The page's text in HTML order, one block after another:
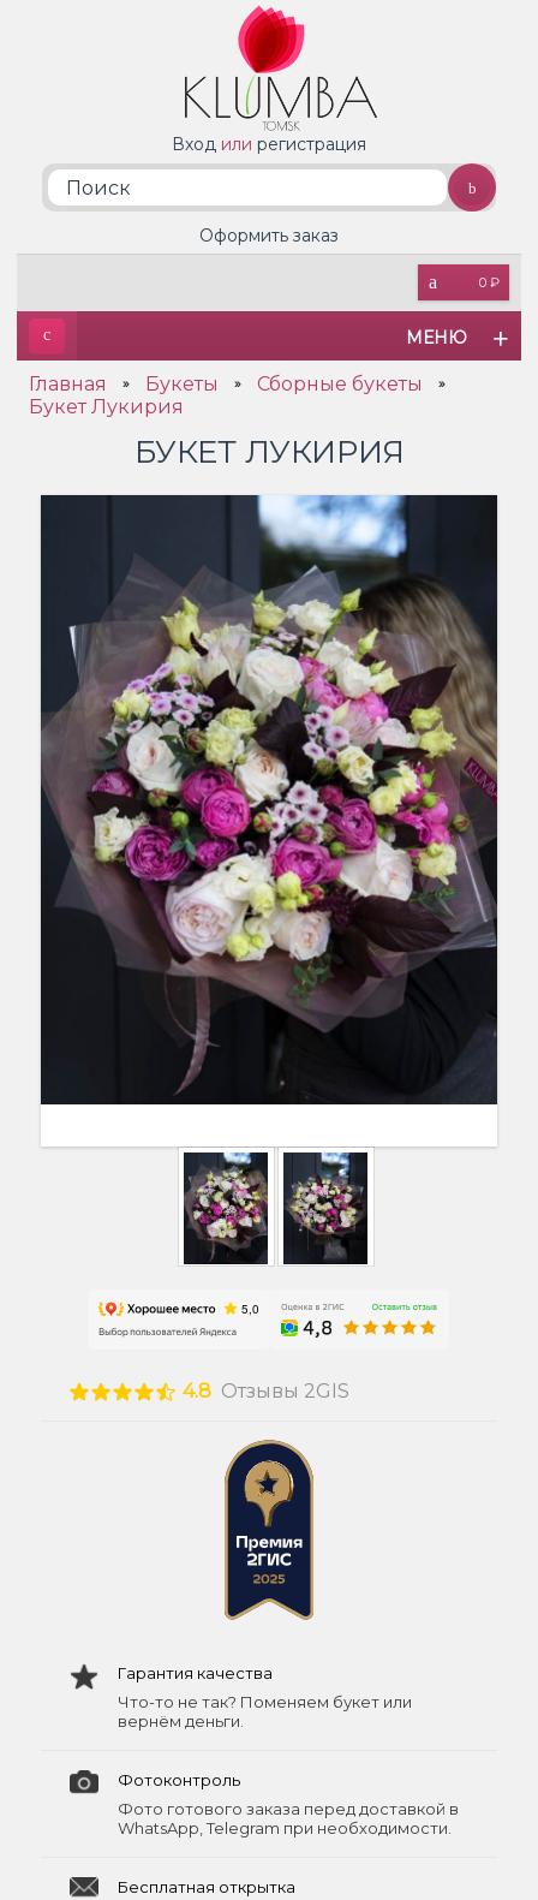
Вход или регистрация
0 ₽
Оформить заказ
МЕНЮ
Главная » Букеты » Сборные букеты »
Букет Лукирия
БУКЕТ ЛУКИРИЯ
4.8 Отзывы 2GIS
Гарантия качества
Что-то не так? Поменяем букет или
вернём деньги.
Фотоконтроль
Фото готового заказа перед доставкой в
WhatsApp, Telegram при необходимости.
Бесплатная открытка